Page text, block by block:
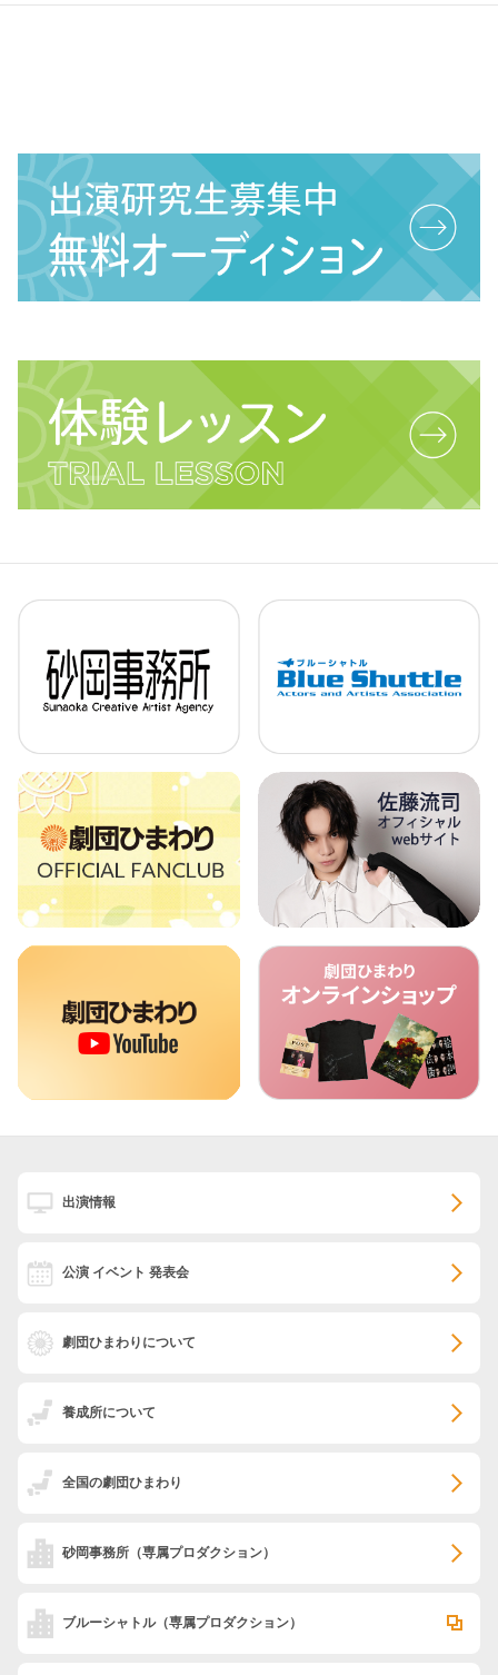
出演情報
公演 イベント 発表会
劇団ひまわりについて
養成所について
全国の劇団ひまわり
砂岡事務所 （専属プロダクション）
ブルーシャトル（専属プロダクション）